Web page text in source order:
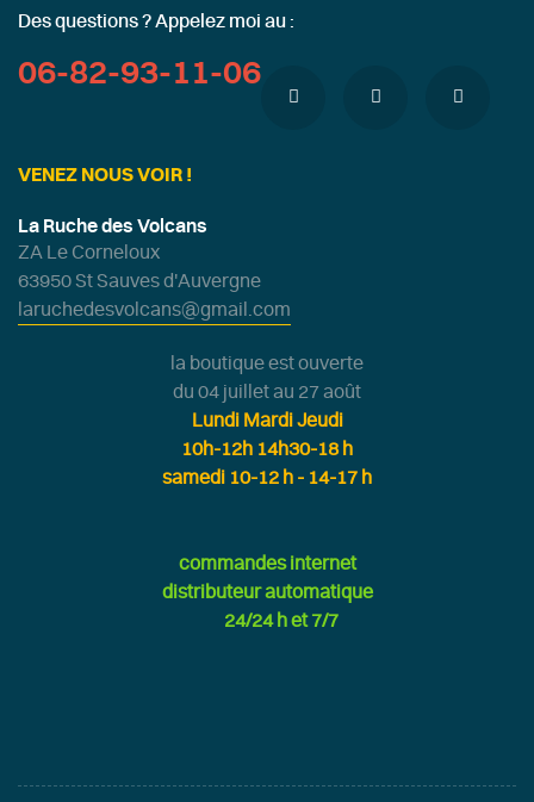
Des questions ? Appelez moi au :
06-82-93-11-06
VENEZ NOUS VOIR !
La Ruche des Volcans
ZA Le Corneloux
63950 St Sauves d'Auvergne
laruchedesvolcans@gmail.com
la boutique est ouverte
du 04 juillet au 27 août
Lundi Mardi Jeudi
10h-12h 14h30-18 h
samedi 10-12 h - 14-17 h
commandes internet
distributeur automatique
24/24 h et 7/7